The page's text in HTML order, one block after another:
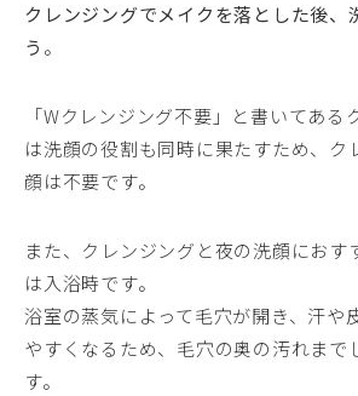
クレンジングでメイクを落とした後、
う 。
「Wクレンジング不要」と書いてある
は洗顔の役割も同時に果たすため、ク
顔は不要です。
また、クレンジングと夜の洗顔におす
は入浴時です。
浴室の蒸気によって毛穴が開き、汗や
やすくなるため、毛穴の奥の汚れまで
す。